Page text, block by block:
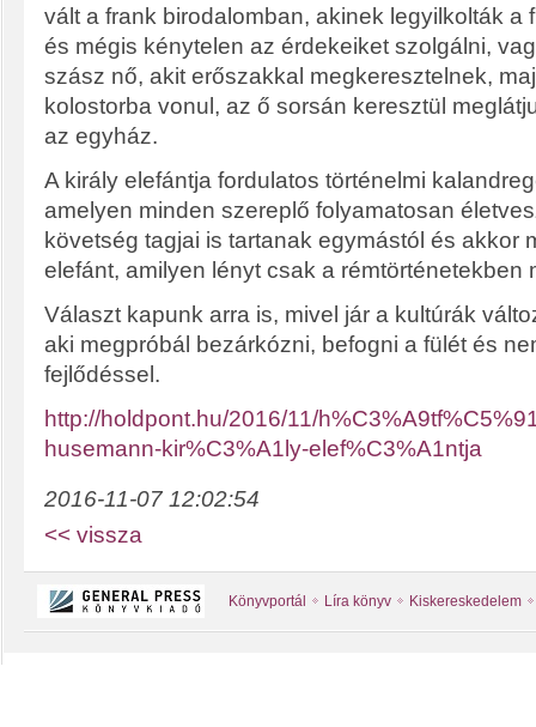
vált a frank birodalomban, akinek legyilkolták a
és mégis kénytelen az érdekeiket szolgálni,
szász nő, akit erőszakkal megkeresztelnek,
kolostorba vonul, az ő sorsán keresztül
az egyház.
A király elefántja fordulatos történelmi
amelyen minden szereplő folyamatosan
követség tagjai is tartanak egymástól és akkor
elefánt, amilyen lényt csak a rémtörténetekben
Választ kapunk arra is, mivel jár a kultúrák
aki megpróbál bezárkózni, befogni a fülét és
fejlődéssel.
http://holdpont.hu/2016/11/
husemann-kir%C3%A1ly-elef%C3%A1ntja
2016-11-07 12:02:54
<< vissza
Könyvportál Líra könyv Kiskereskedelem